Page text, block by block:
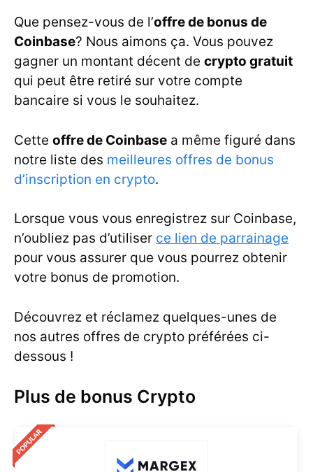
Que pensez-vous de l’offre de bonus de
Coinbase? Nous aimons ça. Vous pouvez
gagner un montant décent de crypto gratuit
qui peut être retiré sur votre compte
bancaire si vous le souhaitez.
Cette offre de Coinbase a même figuré dans
notre liste des meilleures offres de bonus
d’inscription en crypto.
Lorsque vous vous enregistrez sur Coinbase,
n’oubliez pas d’utiliser ce lien de parrainage
pour vous assurer que vous pourrez obtenir
votre bonus de promotion.
Découvrez et réclamez quelques-unes de
nos autres offres de crypto préférées ci-
dessous !
Plus de bonus Crypto